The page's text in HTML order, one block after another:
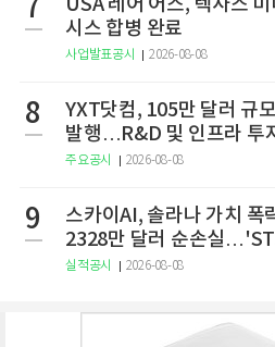
7
USA 레어 어스, 텍사스
시스 합병 완료
사업발표공시 2026-08-08
8
YXT닷컴, 105만 달러 규
발행…R&D 및 인프라 투
주요공시 2026-08-08
9
스카이AI, 솔라나 가치 폭
2328만 달러 순손실
사명·티커 변경 완료
실적공시 2026-08-08